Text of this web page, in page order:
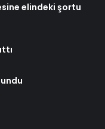
elindeki şortu